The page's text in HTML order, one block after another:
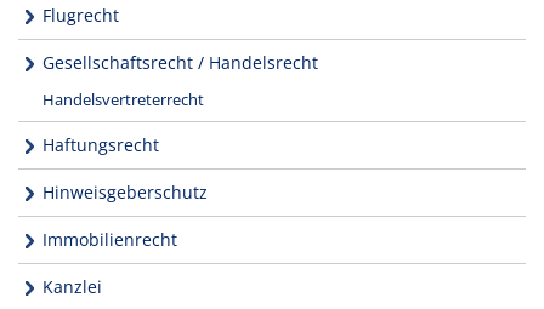
Flugrecht
Gesellschaftsrecht / Handelsrecht
Handelsvertreterrecht
Haftungsrecht
Hinweisgeberschutz
Immobilienrecht
Kanzlei